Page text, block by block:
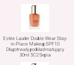
Estée Lauder Double Wear Stay-
in-Place Makeup SPF10
Długotrwały podkład matujący
30ml 5C2 Sepia